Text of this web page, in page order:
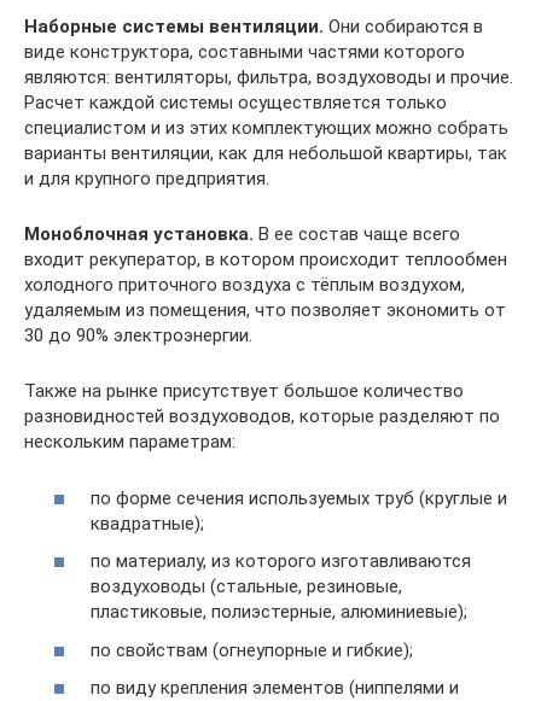
Наборные системы вентиляции. Они собираются в
виде конструктора, составными частями которого
являются: вентиляторы, фильтра, воздуховоды и прочие.
Расчет каждой системы осуществляется только
специалистом и из этих комплектующих можно собрать
варианты вентиляции, как для небольшой квартиры, так
и для крупного предприятия.
Моноблочная установка. В ее состав чаще всего
входит рекуператор, в котором происходит теплообмен
холодного приточного воздуха с тёплым воздухом,
удаляемым из помещения, что позволяет экономить от
30 до 90% электроэнергии.
Также на рынке присутствует большое количество
разновидностей воздуховодов, которые разделяют по
нескольким параметрам:
по форме сечения используемых труб (круглые и
квадратные);
по материалу, из которого изготавливаются
воздуховоды (стальные, резиновые,
пластиковые, полиэстерные, алюминиевые);
по свойствам (огнеупорные и гибкие);
по виду крепления элементов (ниппелями и